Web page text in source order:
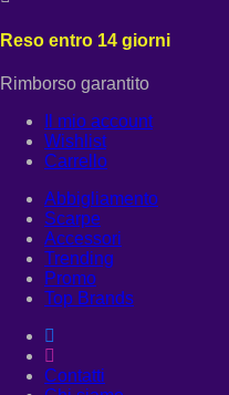
Reso entro 14 giorni
Rimborso garantito
Il mio account
Wishlist
Carrello
Abbigliamento
Scarpe
Accessori
Trending
Promo
Top Brands
Contatti